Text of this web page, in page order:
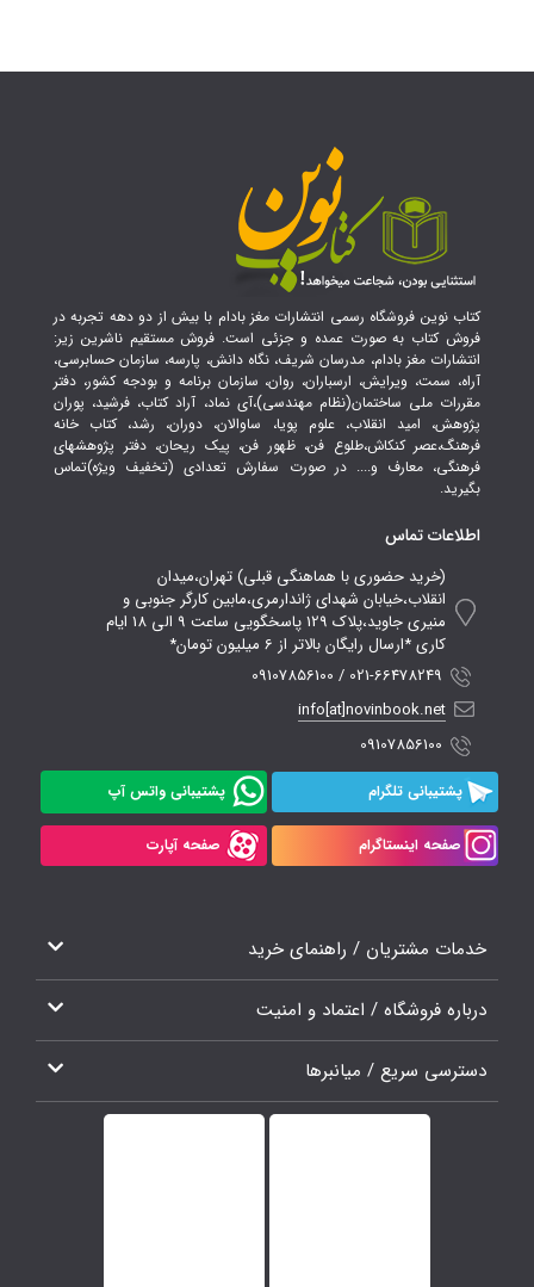
کتاب نوین فروشگاه رسمی انتشارات مغز بادام با بیش از دو دهه تجربه در
فروش کتاب به صورت عمده و جزئی است. فروش مستقیم ناشرین زیر:
انتشارات مغز بادام، مدرسان شریف، نگاه دانش، پارسه، سازمان حسابرسی،
آراه، سمت، ویرایش، ارسباران، روان، سازمان برنامه و بودجه کشور، دفتر
مقررات ملی ساختمان(نظام مهندسی)،آی نماد، آراد کتاب، فرشید، پوران
پژوهش، امید انقلاب، علوم پویا، ساوالان، دوران، رشد، کتاب خانه
فرهنگ،عصر کنکاش،طلوع فن، ظهور فن، پیک ریحان، دفتر پژوهشهای
فرهنگی، معارف و.... در صورت سفارش تعدادی (تخفیف ویژه)تماس
بگیرید.
اطلاعات تماس
(خرید حضوری با هماهنگی قبلی) تهران،میدان
انقلاب،خیابان شهدای ژاندارمری،مابین کارگر جنوبی و
منیری جاوید،پلاک 129 پاسخگویی ساعت 9 الی 18 ایام
کاری *ارسال رایگان بالاتر از 6 میلیون تومان*
021-66478249 / 09107856100
info[at]novinbook.net
09107856100
پشتیبانی تلگرام پشتیبانی واتس آپ
صفحه اینستاگرام صفحه آپارت
خدمات مشتریان / راهنمای خرید
درباره فروشگاه / اعتماد و امنیت
دسترسی سریع / میانبرها